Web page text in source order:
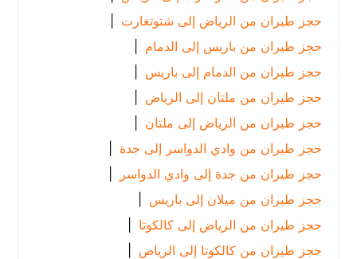
حجز طيران من الرياض إلى شتوتغارت |
حجز طيران من باريس إلى الدمام
|
حجز طيران من الدمام إلى باريس
|
حجز طيران من ملتان إلى الرياض
|
حجز طيران من الرياض إلى ملتان |
حجز طيران من وادي الدواسر إلى جدة
حجز طيران من جدة إلى وادي الدواسر |
حجز طيران من ميلان إلى باريس
|
حجز طيران من الرياض إلى كالكوتا |
حجز طيران من كالكوتا إلى الرياض
|